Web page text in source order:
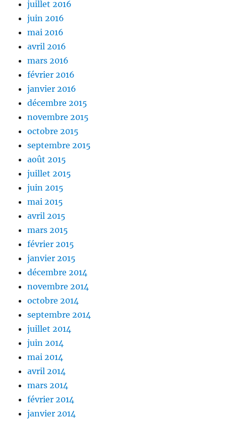
juillet 2016
juin 2016
mai 2016
avril 2016
mars 2016
février 2016
janvier 2016
décembre 2015
novembre 2015
octobre 2015
septembre 2015
août 2015
juillet 2015
juin 2015
mai 2015
avril 2015
mars 2015
février 2015
janvier 2015
décembre 2014
novembre 2014
octobre 2014
septembre 2014
juillet 2014
juin 2014
mai 2014
avril 2014
mars 2014
février 2014
janvier 2014